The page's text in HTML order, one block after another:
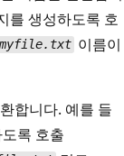
를 생성하도록 호
이름이
합니다. 예를 들
록 호출